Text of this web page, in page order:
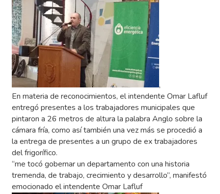
,
En materia de reconocimientos, el intendente Omar Lafluf
entregó presentes a los trabajadores municipales que
pintaron a 26 metros de altura la palabra Anglo sobre la
cámara fría, como así también una vez más se procedió a
la entrega de presentes a un grupo de ex trabajadores
del frigorífico.
“me tocó gobernar un departamento con una historia
tremenda, de trabajo, crecimiento y desarrollo”, manifestó
emocionado el intendente Omar Lafluf